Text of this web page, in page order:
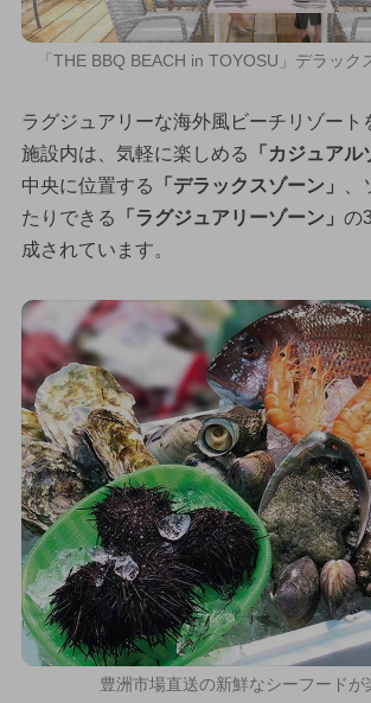
「THE BBQ BEACH in TOYOSU」デラック
ラグジュアリーな海外風ビーチリゾート
施設内は、気軽に楽しめる
「カジュアル
中央に位置する
「デラックスゾーン」
たりできる
「ラグジュアリーゾーン」 の
成されています。
豊洲市場直送の新鮮なシーフードが